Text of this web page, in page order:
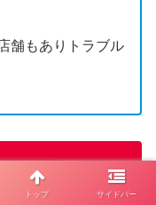
舗もありトラブル
合鍵作成できない
トップ サイドバー